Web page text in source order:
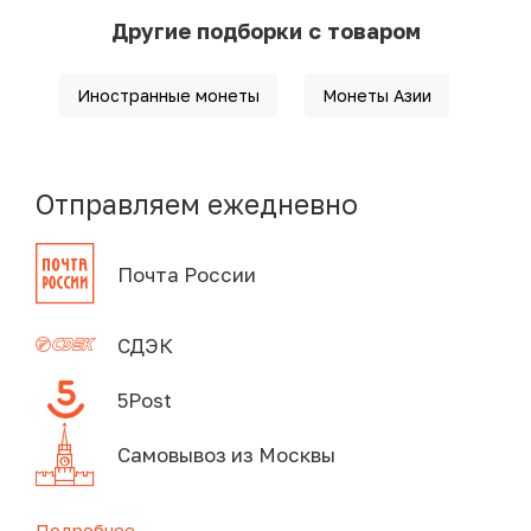
Другие подборки с товаром
Иностранные монеты Монеты Азии
Отправляем ежедневно
Почта России
СДЭК
5Post
Самовывоз из Москвы